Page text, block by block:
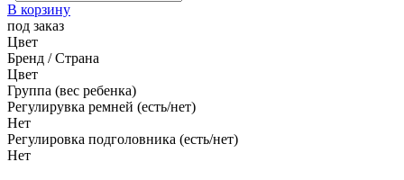
В корзину
под заказ
Цвет
Бренд / Страна
Цвет
Группа (вес ребенка)
Регулирувка ремней (есть/нет)
Нет
Регулировка подголовника (есть/нет)
Нет